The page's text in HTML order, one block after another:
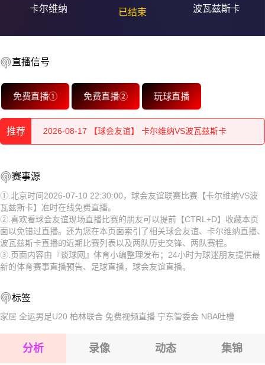
卡尔维纳 已结束 波瓦兹斯卡
直播信号
免费直播① 免费直播② 玩球直播
推荐
2026-08-18 【球会友谊】 卡尔维纳VS波瓦兹斯卡
2026-08-17 【球会友谊】 卡尔维纳VS波瓦兹斯卡
2026-08-17 【球会友谊】 卡尔维纳VS波瓦兹斯卡
2026-08-17 【球会友谊】 卡尔维纳VS波瓦兹斯卡
2026-08-17 【球会友谊】 卡尔维纳VS波瓦兹斯卡
2026-08-17 【球会友谊】 卡尔维纳VS波瓦兹斯卡
2026-08-17 【球会友谊】 卡尔维纳VS波瓦兹斯卡
2026-08-17 【球会友谊】 卡尔维纳VS波瓦兹斯卡
2026-08-17 【球会友谊】 卡尔维纳VS波瓦兹斯卡
赛事源
①.北京时间2026-07-10 22:30:00，球会友谊联赛比赛【卡尔维纳VS波
瓦兹斯卡】准时在线免费直播。
②.喜欢看球会友谊现场直播比赛的朋友可以提前【CTRL+D】收藏本页
面以免错过直播。还为您在本页面索引了相关球会友谊、卡尔维纳直播、
波瓦兹斯卡直播的近期比赛列表以及两队历史交锋、两队赛程。
③.页面内容由『谈球网』体育小编整理发布；24小时为球迷朋友提供最
新的体育赛事直播预告、足球直播，球会友谊直播。
标签
家居 全运男足U20 柏林联合 免费视频直播 宁东管委会 NBA吐槽
分析 录像 动态 集锦